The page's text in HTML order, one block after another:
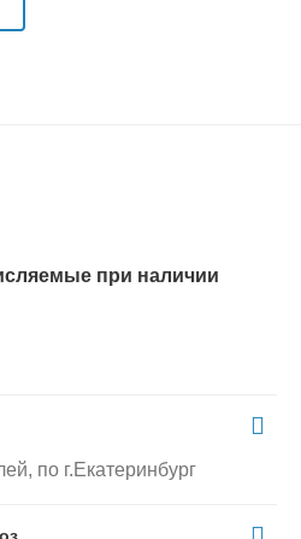
при наличии
по г.Екатеринбург